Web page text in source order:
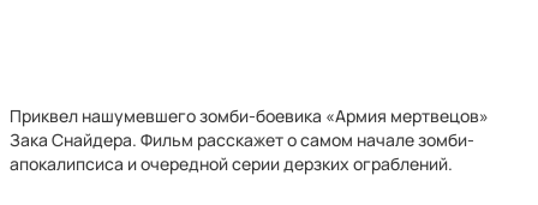
Приквел нашумевшего зомби-боевика «Армия мертвецов»
Зака Снайдера. Фильм расскажет о самом начале зомби-
апокалипсиса и очередной серии дерзких ограблений.